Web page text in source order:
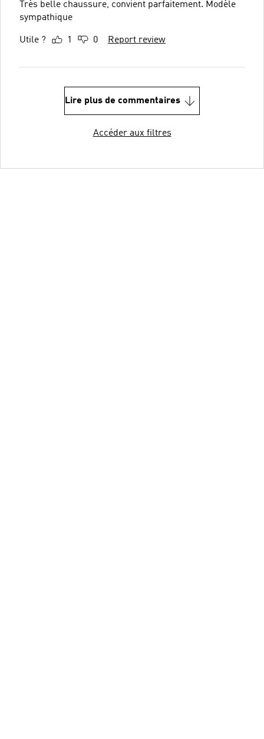
Très belle chaussure, convient parfaitement. Modèle
sympathique
Utile ? 1 0 Report review
Lire plus de commentaires
Accéder aux filtres